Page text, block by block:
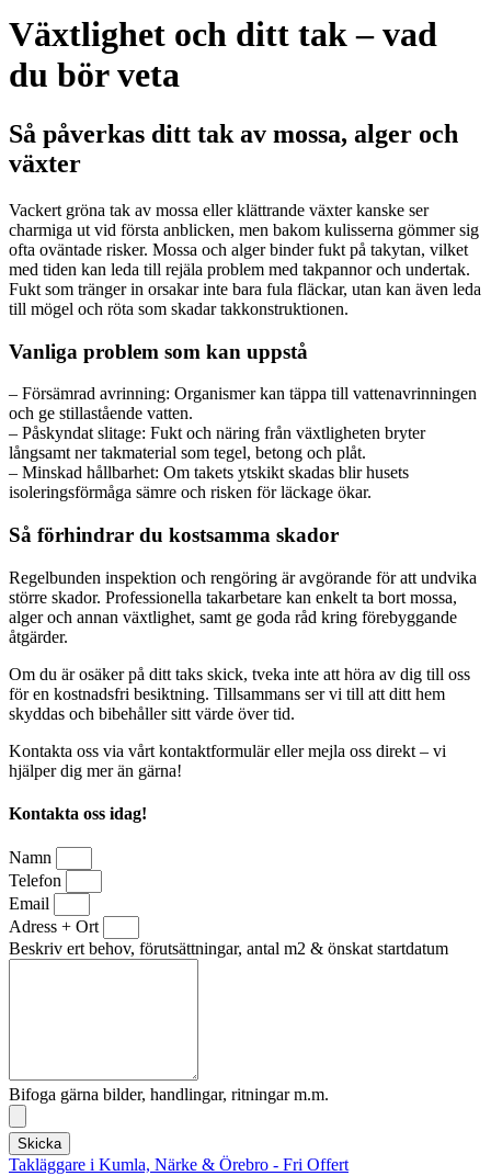
Växtlighet och ditt tak – vad
du bör veta
Så påverkas ditt tak av mossa, alger och
växter
Vackert gröna tak av mossa eller klättrande växter kanske ser
charmiga ut vid första anblicken, men bakom kulisserna gömmer sig
ofta oväntade risker. Mossa och alger binder fukt på takytan, vilket
med tiden kan leda till rejäla problem med takpannor och undertak.
Fukt som tränger in orsakar inte bara fula fläckar, utan kan även leda
till mögel och röta som skadar takkonstruktionen.
Vanliga problem som kan uppstå
– Försämrad avrinning: Organismer kan täppa till vattenavrinningen
och ge stillastående vatten.
– Påskyndat slitage: Fukt och näring från växtligheten bryter
långsamt ner takmaterial som tegel, betong och plåt.
– Minskad hållbarhet: Om takets ytskikt skadas blir husets
isoleringsförmåga sämre och risken för läckage ökar.
Så förhindrar du kostsamma skador
Regelbunden inspektion och rengöring är avgörande för att undvika
större skador. Professionella takarbetare kan enkelt ta bort mossa,
alger och annan växtlighet, samt ge goda råd kring förebyggande
åtgärder.
Om du är osäker på ditt taks skick, tveka inte att höra av dig till oss
för en kostnadsfri besiktning. Tillsammans ser vi till att ditt hem
skyddas och bibehåller sitt värde över tid.
Kontakta oss via vårt kontaktformulär eller mejla oss direkt – vi
hjälper dig mer än gärna!
Kontakta oss idag!
Namn
Telefon
Email
Adress + Ort
Beskriv ert behov, förutsättningar, antal m2 & önskat startdatum
Bifoga gärna bilder, handlingar, ritningar m.m.
Skicka
Takläggare i Kumla, Närke & Örebro - Fri Offert